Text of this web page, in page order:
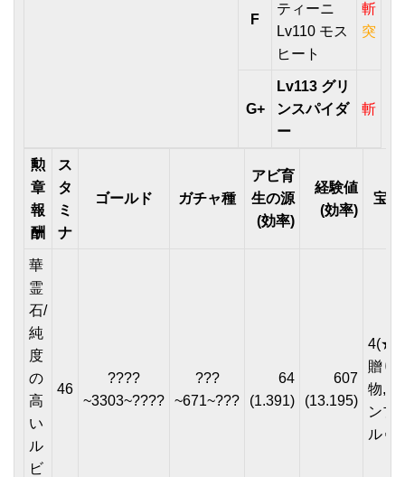
F
ティーニ
Lv110 モス
ヒート
斬
突
G+
Lv113 グリ
ンスパイダ
ー
斬
勲
章
報
酬
ス
タ
ミ
ナ
ゴールド ガチャ種
アビ育
生の源
(効率)
経験値
(効率)
宝箱
華
霊
石/
純
度
の
高
い
ル
ビ
46
????
~3303~????
???
~671~???
64
(1.391)
607
(13.195)
贈り
物,ア
ンプ
ルゥ)